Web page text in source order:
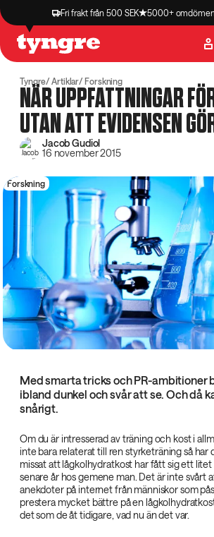
Fri frakt från 500 SEK 5000+
Butik Recept
Tyngre Artiklar Forskning
NÄR UPPFATTNINGAR
UTAN ATT EVIDENSEN
Jacob Gudiol
16 november 2015
Forskning
Med smarta tricks och PR-ambitioner
ibland dunkel och svår att se. Och då
snårigt.
Om du är intresserad av träning och kost i
inte bara relaterat till ren styrketräning så har
missat att lågkolhydratkost har fått sig ett litet
senare år hos gemene man. Det är inte svårt
anekdoter på internet från människor som
prestera mycket bättre på en
det som de åt tidigare, vad nu än det var.